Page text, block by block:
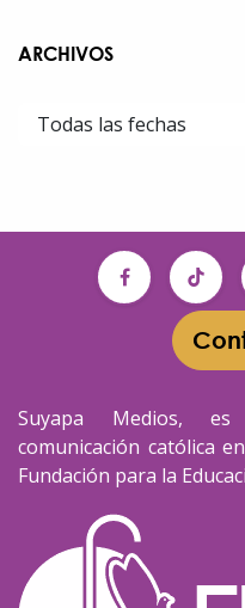
ARCHIVOS
Suyapa Medios,
comunicación católica
Fundación para la